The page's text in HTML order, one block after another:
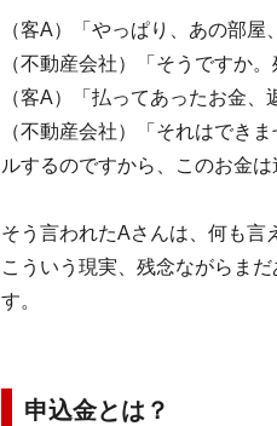
（客A）「やっぱり、あの部屋
（不動産会社）「そうですか。
（客A）「払ってあったお金、
（不動産会社）「それはでき
ルするのですから、このお金
そう言われたAさんは、何も言
こういう現実、残念ながらま
す。
申込金とは？